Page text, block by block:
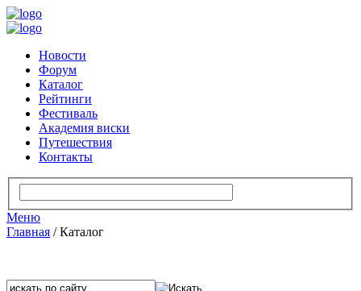
Новости
Форум
Каталог
Рейтинги
Фестиваль
Академия виски
Путешествия
Контакты
Меню
Главная /Каталог